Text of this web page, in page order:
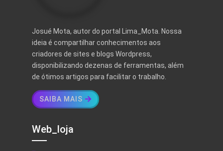
Josué Mota, autor do portal Lima_Mota. Nossa
ideia é compartilhar conhecimentos aos
criadores de sites e blogs Wordpress,
disponibilizando dezenas de ferramentas, além
de ótimos artigos para facilitar o trabalho.
SAIBA MAIS
Web_loja